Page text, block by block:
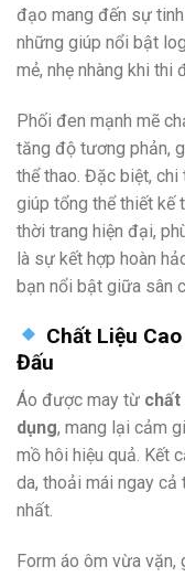
đạo mang đến sự
những giúp nổi bật
mẻ, nhẹ nhàng khi
Phối đen mạnh mẽ
tăng độ tương phản,
thể thao. Đặc biệt, chi
giúp tổng thể thiết kế
thời trang hiện đại,
là sự kết hợp hoàn
bạn nổi bật giữa sân
Chất Liệu
Đấu
Áo được may từ chất
dụng, mang lại cảm
mồ hôi hiệu quả. Kết
da, thoải mái ngay
nhất.
Form áo ôm vừa